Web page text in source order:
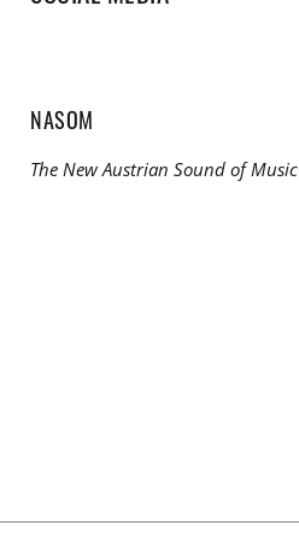
NASOM
The New Austrian Sound of Music